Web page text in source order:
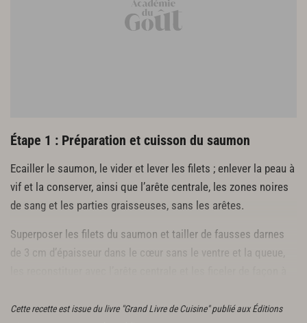
5 fines tranches de jambon de Jabugo
Étape 1 : Préparation et cuisson du saumon
Ecailler le saumon, le vider et lever les filets ; enlever la peau à
vif et la conserver, ainsi que l’arête centrale, les zones noires
de sang et les parties graisseuses, sans les arêtes.
Superposer les filets du saumon et tailler de fausses darnes
de 3 cm d’épaisseur dans le cœur sans le ventre et la queue,
Cette recette est issue du livre "Grand Livre de Cuisine" publié aux Éditions